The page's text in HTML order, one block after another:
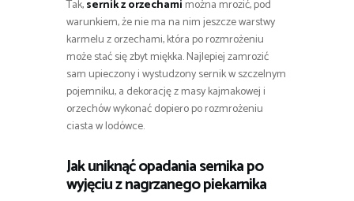
Tak,sernik z orzechami można mrozić, pod
warunkiem, że nie ma na nim jeszcze warstwy
karmelu z orzechami, która po rozmrożeniu
może stać się zbyt miękka. Najlepiej zamrozić
sam upieczony i wystudzony sernik w szczelnym
pojemniku, a dekorację z masy kajmakowej i
orzechów wykonać dopiero po rozmrożeniu
ciasta w lodówce.
Jak uniknąć opadania sernika po
wyjęciu z nagrzanego piekarnika